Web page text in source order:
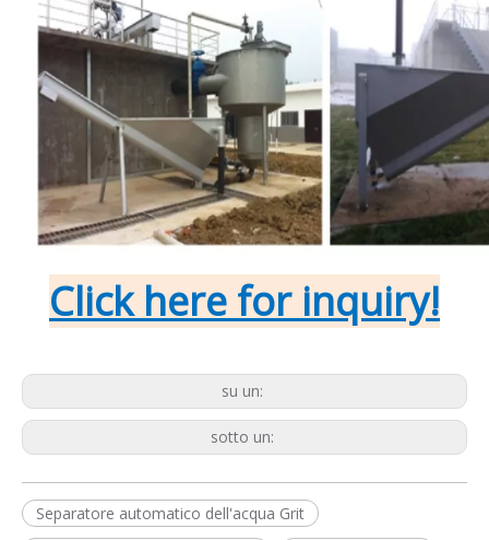
Click here for inquiry!
su un:
sotto un:
Separatore automatico dell'acqua Grit